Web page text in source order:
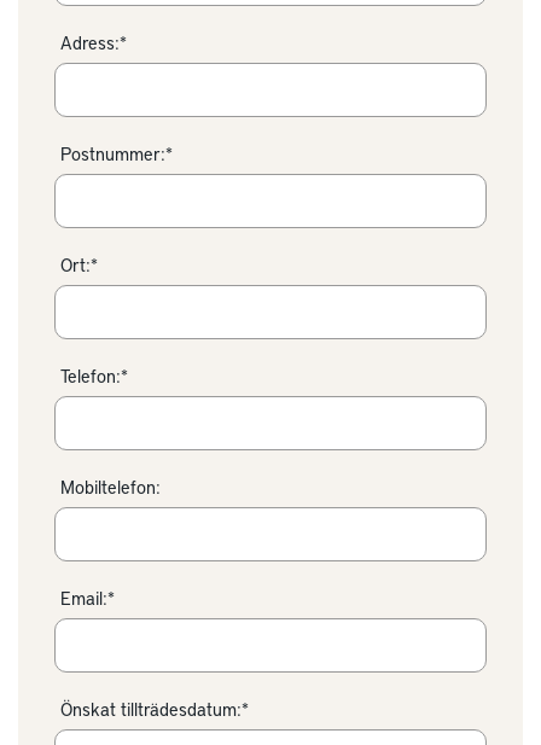
Adress:*
Postnummer:*
Ort:*
Telefon:*
Mobiltelefon:
Email:*
Önskat tillträdesdatum:*